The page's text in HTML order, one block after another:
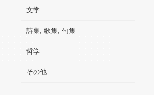
文学
詩集, 歌集, 句集
哲学
その他